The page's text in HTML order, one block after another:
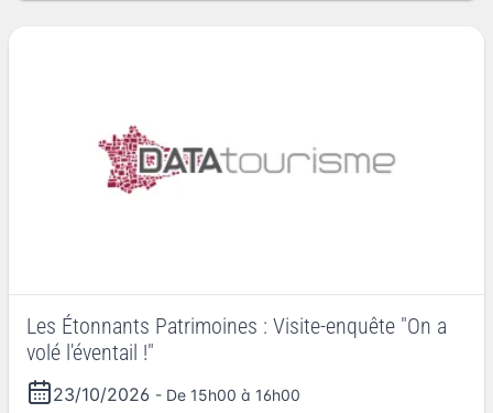
Les Étonnants Patrimoines : Visite-enquête "On a
volé l'éventail !"
23/10/2026 - De 15h00 à 16h00